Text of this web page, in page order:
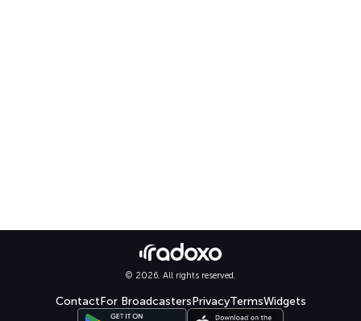
© 2026. All rights reserved.
ContactFor BroadcastersPrivacyTermsWidgets